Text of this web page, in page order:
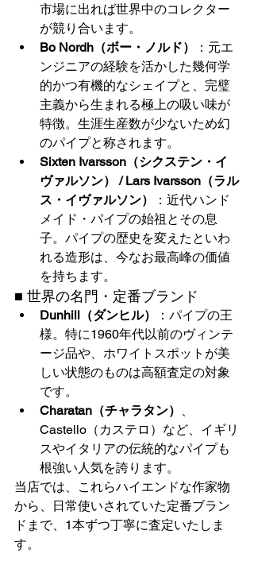
市場に出れば世界中のコレクター
が競り合います。
Bo Nordh（ボー・ノルド）
：元エ
ンジニアの経験を活かした幾何学
的かつ有機的なシェイプと、完璧
主義から生まれる極上の吸い味が
特徴。生涯生産数が少ないため幻
のパイプと称されます。
Sixten Ivarsson（シクステン・イ
ヴァルソン） / Lars Ivarsson（ラル
ス・イヴァルソン）
：近代ハンド
メイド・パイプの始祖とその息
子。パイプの歴史を変えたといわ
れる造形は、今なお最高峰の価値
を持ちます。
■ 世界の名門・定番ブランド
Dunhill（ダンヒル）
：パイプの王
様。特に1960年代以前のヴィンテ
ージ品や、ホワイトスポットが美
しい状態のものは高額査定の対象
です。
Charatan（チャラタン） 、
Castello（カステロ）など、イギリ
スやイタリアの伝統的なパイプも
根強い人気を誇ります。
当店では、これらハイエンドな作家物
から、日常使いされていた定番ブラン
ドまで、1本ずつ丁寧に査定いたしま
す。